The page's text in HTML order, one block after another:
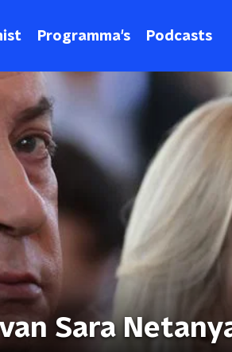
Programma's Podcasts
Sara